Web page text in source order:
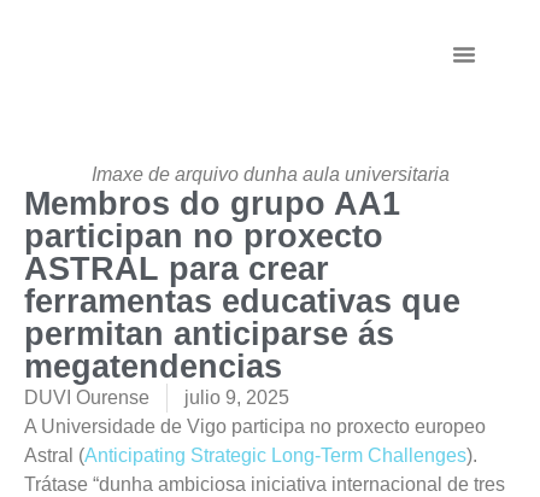
Imaxe de arquivo dunha aula universitaria
Membros do grupo AA1
participan no proxecto
ASTRAL para crear
ferramentas educativas que
permitan anticiparse ás
megatendencias
DUVI Ourense
julio 9, 2025
A Universidade de Vigo participa no proxecto europeo
Astral (Anticipating Strategic Long-Term Challenges).
Trátase “dunha ambiciosa iniciativa internacional de tres